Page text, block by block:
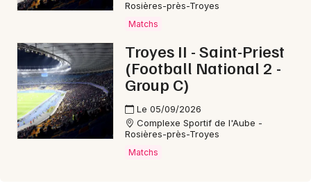
Rosières-près-Troyes
Matchs
Troyes II - Saint-Priest
(Football National 2 -
Group C)
Le 05/09/2026
Complexe Sportif de l'Aube -
Rosières-près-Troyes
Matchs